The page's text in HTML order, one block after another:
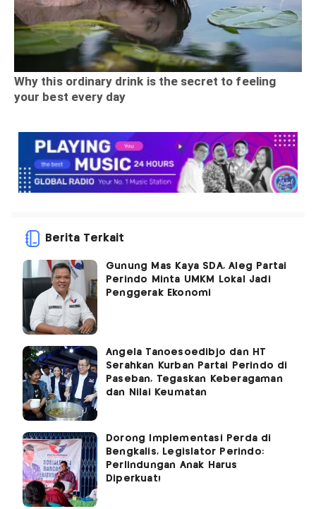
Berita Terkait
Gunung Mas Kaya SDA, Aleg Partai
Perindo Minta UMKM Lokal Jadi
Penggerak Ekonomi
Angela Tanoesoedibjo dan HT
Serahkan Kurban Partai Perindo di
Paseban, Tegaskan Keberagaman
dan Nilai Keumatan
Dorong Implementasi Perda di
Bengkalis, Legislator Perindo:
Perlindungan Anak Harus
Diperkuat!